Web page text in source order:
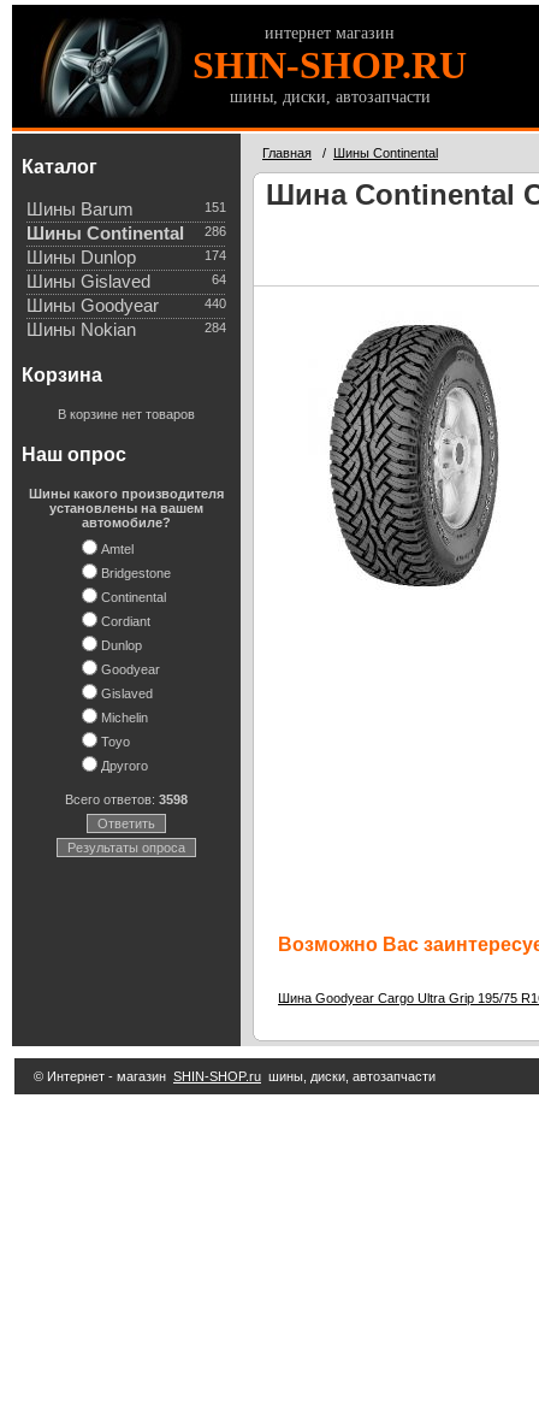
интернет магазин
SHIN-SHOP.RU
шины, диски, автозапчасти
Каталог
151
Шины Barum
286
Шины Continental
174
Шины Dunlop
64
Шины Gislaved
440
Шины Goodyear
284
Шины Nokian
Корзина
В корзине нет товаров
Наш опрос
Шины какого производителя
установлены на вашем
автомобиле?
Amtel
Bridgestone
Continental
Cordiant
Dunlop
Goodyear
Gislaved
Michelin
Toyo
Другого
Всего ответов: 3598
Ответить
Результаты опроса
Главная / Шины Continental
Шина Continental
Возможно Вас
Шина Goodyear Cargo Ultra Grip 195/75
© Интернет - магазин SHIN-SHOP.ru шины, диски, автозапчасти